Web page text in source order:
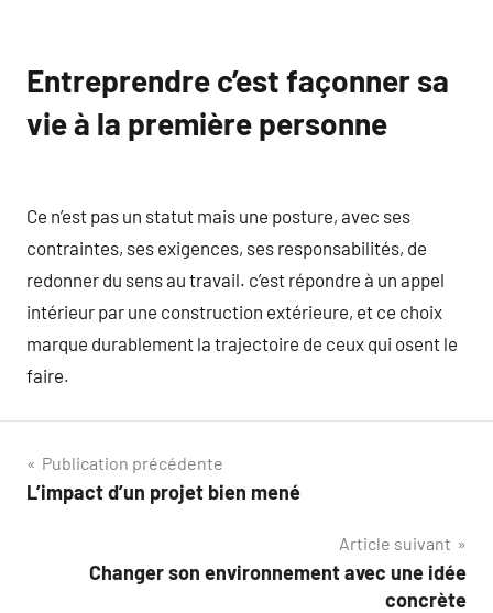
Entreprendre c’est façonner sa
vie à la première personne
Ce n’est pas un statut mais une posture, avec ses
contraintes, ses exigences, ses responsabilités, de
redonner du sens au travail. c’est répondre à un appel
intérieur par une construction extérieure, et ce choix
marque durablement la trajectoire de ceux qui osent le
faire.
Navigation
de
Publication précédente
L’impact d’un projet bien mené
Article suivant
Changer son environnement avec une idée
concrète